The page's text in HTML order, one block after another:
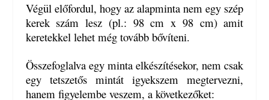
Végül előfordul, hogy az alapminta nem egy szép
kerek szám lesz (pl.: 98 cm x 98 cm) amit
keretekkel lehet még tovább bővíteni.
Összefoglalva egy minta elkészítésekor, nem csak
egy tetszetős mintát igyekszem megtervezni,
hanem figyelembe veszem, a következőket: